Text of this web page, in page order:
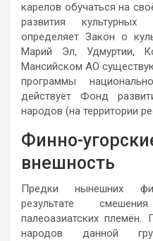
карелов обучаться на
развития
определяет Закон о
Марий Эл, Удмуртии,
Мансийском АО
программы
действует Фонд
народов (на территории
Финно-
внешность
Предки нынешних
результате
палеоазиатских
народов данной